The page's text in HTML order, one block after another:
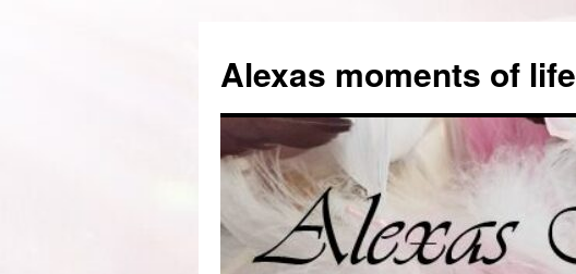
Alexas moments of life